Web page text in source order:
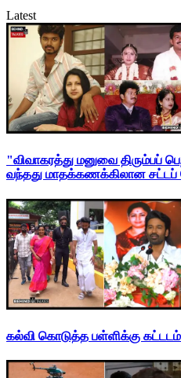
Latest
"விவாகரத்து மனுவை திரும்பப்
வந்தது மாதக்கணக்கிலான சட்டப்
கல்வி கொடுத்த பள்ளிக்கு